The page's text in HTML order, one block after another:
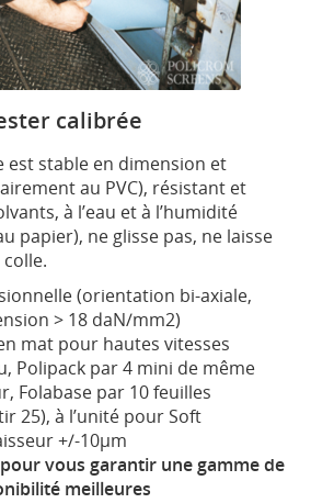
calibrée
est stable en dimension et
au PVC), résistant et
à l’eau et à l’humidité
papier), ne glisse pas, ne laisse
(orientation bi-axiale,
> 18 daN/mm2)
mat pour hautes vitesses
Polipack par 4 mini de même
Folabase par 10 feuilles
25), à l’unité pour Soft
+/-10µm
vous garantir une gamme de
meilleures